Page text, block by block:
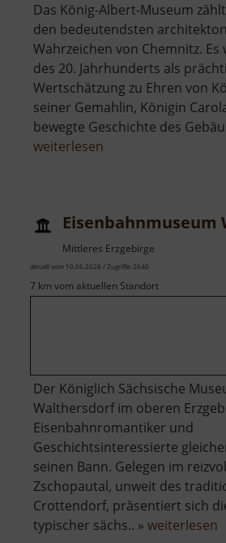
Das König-Albert-Museum
den bedeutendsten
Wahrzeichen von Chemnitz. Es
des 20. Jahrhunderts als
Wertschätzung zu Ehren von
seiner Gemahlin, Königin
bewegte Geschichte des
weiterlesen
Mittleres Erzgebirge
aktuell vom 10.06.2026 / Zugriffe: 2640
7 km vom aktuellen Standort
Der Königlich Sächsische
Walthersdorf im oberen
Eisenbahnromantiker und
Geschichtsinteressierte
seinen Bann. Gelegen im
Zschopautal, unweit des
Crottendorf, präsentiert sich
typischer sächs.. » weiterlesen